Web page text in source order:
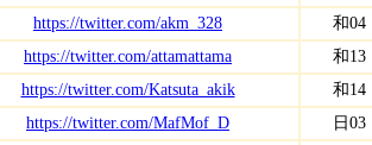
https://twitter.com/akm_328
和04
https://twitter.com/attamattama
和13
https://twitter.com/Katsuta_akik
和14
https://twitter.com/MafMof_D
日03